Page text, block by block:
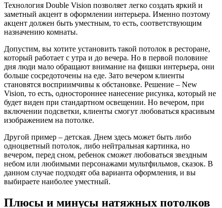
Технология Double Vision позволяет легко создать яркий и
заметный акцент в оформлении интерьера. Именно поэтому
акцент должен быть уместным, то есть, соответствующим
назначению комнаты.
Допустим, вы хотите установить такой потолок в ресторане,
который работает с утра и до вечера. Но в первой половине
дня люди мало обращают внимание на фишки интерьера, они
больше сосредоточены на еде. Зато вечером клиенты
становятся восприимчивы к обстановке. Решение – New
Vision, то есть, одностороннее нанесение рисунка, который не
будет виден при стандартном освещении. Но вечером, при
включении подсветки, клиенты смогут любоваться красивым
изображением на потолке.
Другой пример – детская. Днем здесь может быть либо
одноцветный потолок, либо нейтральная картинка, но
вечером, перед сном, ребенок сможет любоваться звездным
небом или любимыми персонажами мультфильмов, сказок. В
данном случае подходят оба варианта оформления, и вы
выбираете наиболее уместный.
Плюсы и минусы натяжных потолков